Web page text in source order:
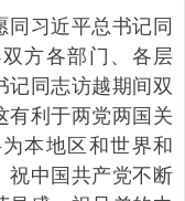
习近平总书记同
方各部门、各层
同志访越期间双
有利于两党两国关
本地区和世界和
祝中国共产党不断